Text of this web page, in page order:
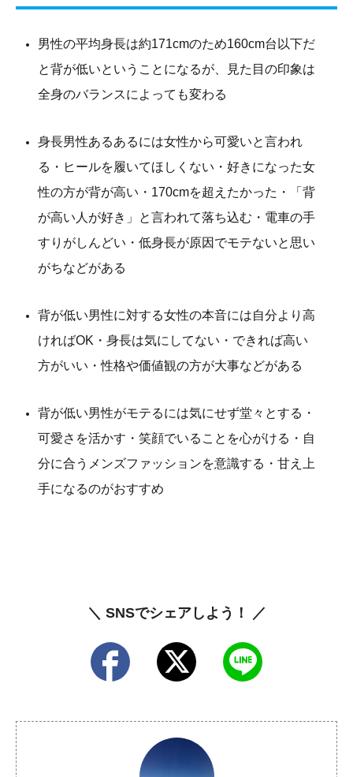
男性の平均身長は約171cmのため160cm台以下だ
と背が低いということになるが、見た目の印象は
全身のバランスによっても変わる
身長男性あるあるには女性から可愛いと言われ
る・ヒールを履いてほしくない・好きになった女
性の方が背が高い・170cmを超えたかった・「背
が高い人が好き」と言われて落ち込む・電車の手
すりがしんどい・低身長が原因でモテないと思い
がちなどがある
背が低い男性に対する女性の本音には自分より高
ければOK・身長は気にしてない・できれば高い
方がいい・性格や価値観の方が大事などがある
背が低い男性がモテるには気にせず堂々とする・
可愛さを活かす・笑顔でいることを心がける・自
分に合うメンズファッションを意識する・甘え上
手になるのがおすすめ
＼ SNSでシェアしよう！ ／